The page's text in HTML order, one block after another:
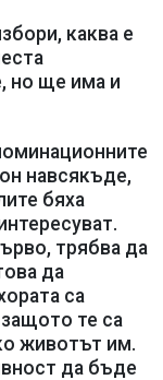
каква е
но ще има и
навсякъде,
бяха
трябва да
да
са
те са
животът им.
да бъде